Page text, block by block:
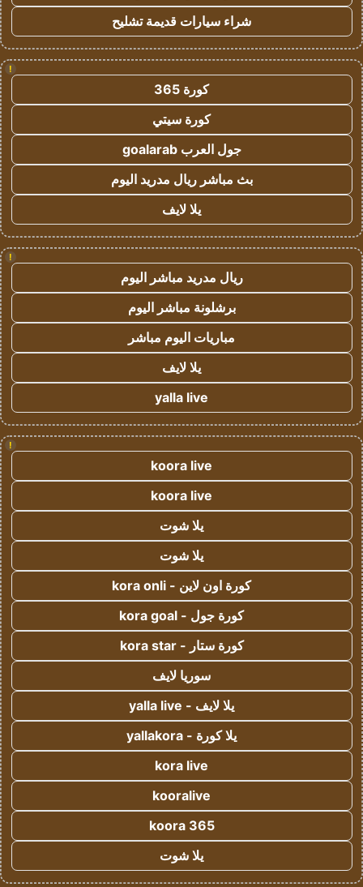
شراء سيارات قديمة تشليح
!
كورة 365
كورة سيتي
جول العرب goalarab
بث مباشر ريال مدريد اليوم
يلا لايف
!
ريال مدريد مباشر اليوم
برشلونة مباشر اليوم
مباريات اليوم مباشر
يلا لايف
yalla live
!
koora live
koora live
يلا شوت
يلا شوت
كورة اون لاين - kora onli
كورة جول - kora goal
كورة ستار - kora star
سوريا لايف
يلا لايف - yalla live
يلا كورة - yallakora
kora live
kooralive
koora 365
يلا شوت